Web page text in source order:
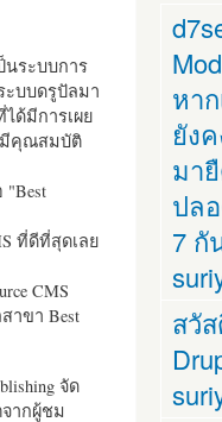
นระบบการ
ะบบดรูปัลมา
ด้มีการเผย
มีคุณสมบัติ
"Best
ที่ดีที่สุดเลย
CMS
าขา Best
จัด
ากผู้ชม
หา
ยัง
มา
ปล
7 กั
สวั